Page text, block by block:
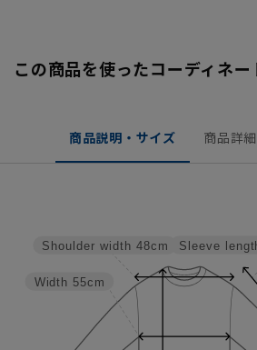
この商品を使ったコーディネー
商品説明・サイズ 商品詳細
Sleeve
Width 55cm
Shoulder width 48cm